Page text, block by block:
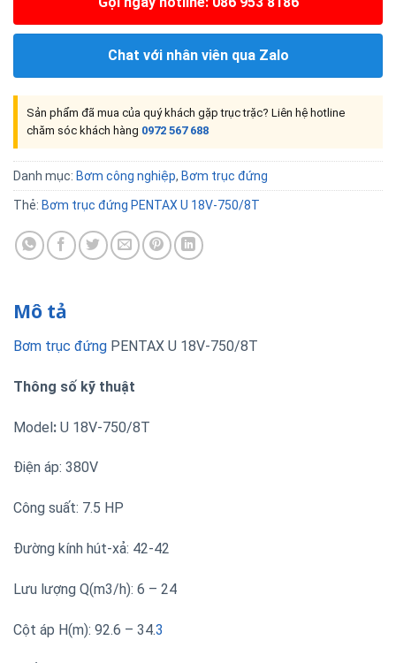
Chat với nhân viên qua Zalo
Sản phẩm đã mua của quý khách gặp trục trặc? Liên hệ hotline
chăm sóc khách hàng 0972 567 688
Danh mục: Bơm công nghiệp, Bơm trục đứng
Thẻ: Bơm trục đứng PENTAX U 18V-750/8T
Mô tả
Bơm trục đứng PENTAX U 18V-750/8T
Thông số kỹ thuật
Model: U 18V-750/8T
Điện áp: 380V
Công suất: 7.5 HP
Đường kính hút-xả: 42-42
Lưu lượng Q(m3/h): 6 – 24
Cột áp H(m): 92.6 – 34.3